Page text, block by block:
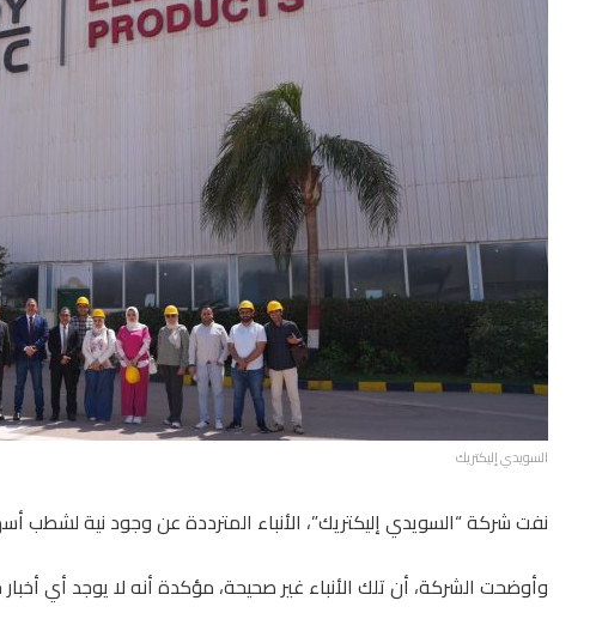
السويدي إليكتريك
نفت شركة “السويدي إليكتريك”، الأنباء المترددة عن وجود نية لشطب
وأوضحت الشركة، أن تلك الأنباء غير صحيحة، مؤكدة أنه لا يوجد أي